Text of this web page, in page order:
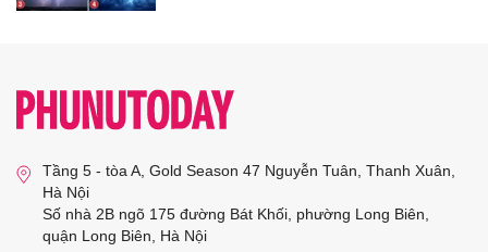
Tầng 5 - tòa A, Gold Season 47 Nguyễn Tuân, Thanh Xuân,
Hà Nội
Số nhà 2B ngõ 175 đường Bát Khối, phường Long Biên,
quận Long Biên, Hà Nội